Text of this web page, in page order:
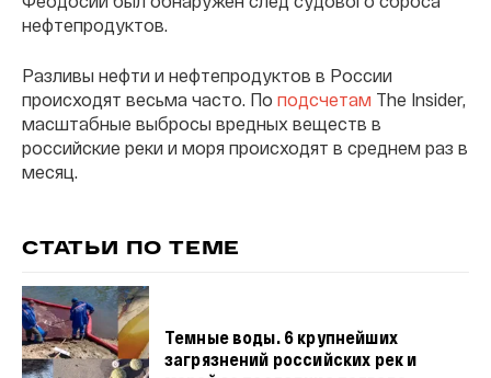
нефтепродуктов.
Разливы нефти и нефтепродуктов в России
происходят весьма часто. По подсчетам The Insider,
масштабные выбросы вредных веществ в
российские реки и моря происходят в среднем раз в
месяц.
СТАТЬИ ПО ТЕМЕ
Темные воды. 6 крупнейших
загрязнений российских рек и